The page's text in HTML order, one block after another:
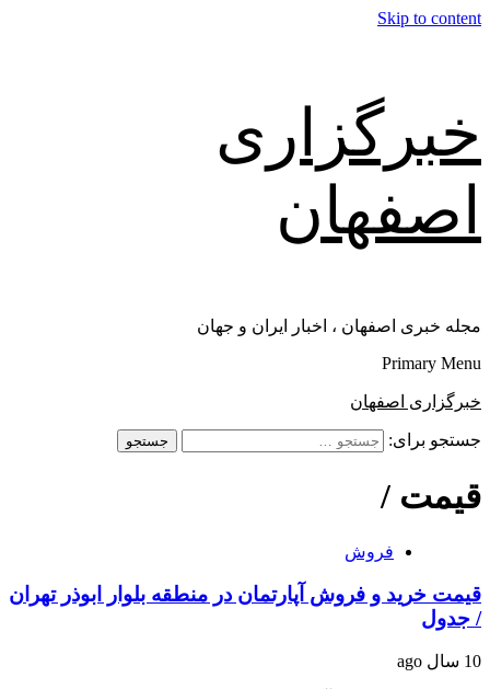
Skip to content
خبرگزاری
اصفهان
مجله خبری اصفهان ، اخبار ایران و جهان
Primary Menu
خبرگزاری اصفهان
جستجو برای:
قیمت /
فروش
قیمت خريد و فروش آپارتمان در منطقه بلوار ابوذر تهران
/ جدول
10 سال ago